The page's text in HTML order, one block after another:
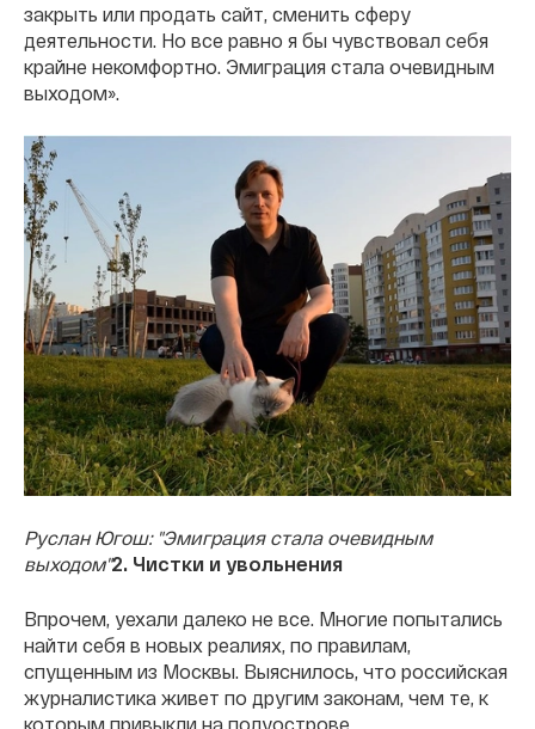
закрыть или продать сайт, сменить сферу
деятельности. Но все равно я бы чувствовал себя
крайне некомфортно. Эмиграция стала очевидным
выходом».
Руслан Югош: "Эмиграция стала очевидным
выходом"2. Чистки и увольнения
Впрочем, уехали далеко не все. Многие попытались
найти себя в новых реалиях, по правилам,
спущенным из Москвы. Выяснилось, что российская
журналистика живет по другим законам, чем те, к
которым привыкли на полуострове.